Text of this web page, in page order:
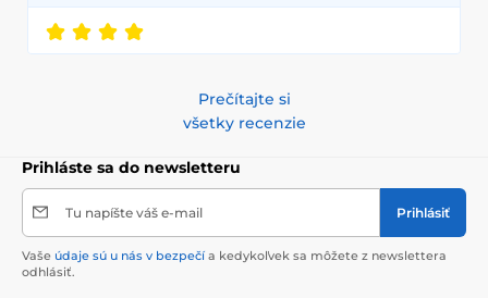
Prečítajte si
všetky recenzie
Prihláste sa do newsletteru
Tu napíšte váš e-mail Prihlásiť
Vaše údaje sú u nás v bezpečí a kedykoľvek sa môžete z newslettera
odhlásiť.